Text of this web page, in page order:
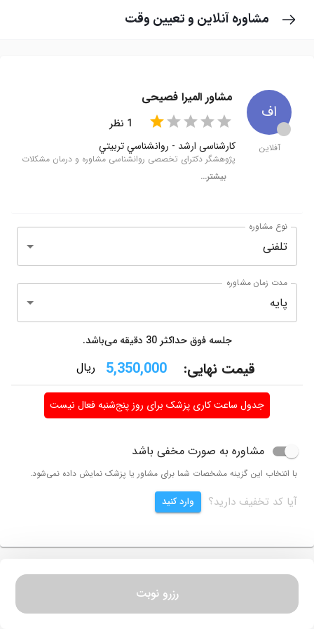
مشاوره آنلاین و تعیین وقت
ا‌ف
circle
آفلاین
مشاور المیرا فصیحی
star
starstar
starstar
starstar
starstar
star
1 نظر
کارشناسی ارشد - روانشناسي تربيتي
پژوهشگر دکترای تخصصی روانشناسی مشاوره و درمان مشکلات
اضطرابی - تربیتی - مشاوره ازدواج و طلاق - کنترل استرس، خشم،
ترس و وسواس- مشاوره جهت کسب مهارت های زندگی
بیشتر...
نوع مشاوره
تلفنی
مدت زمان مشاوره
پایه
جلسه فوق حداکثر30 دقیقه می‌باشد.
قیمت نهایی: 5,350,000 ریال
جدول ساعت کاری پزشک برای روز پنج‌شنبه فعال نیست
مشاوره به صورت مخفی باشد
با انتخاب این گزینه مشخصات شما برای مشاور یا پزشک نمایش داده نمی‌شود.
آیا کد تخفیف دارید؟ وارد کنید
رزرو نوبت